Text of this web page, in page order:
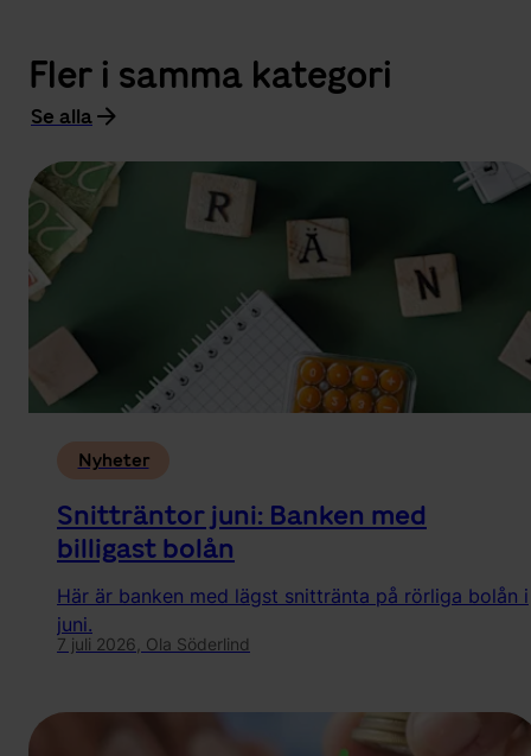
Fler i samma kategori
Se alla
Nyheter
Snitträntor juni: Banken med
billigast bolån
Här är banken med lägst snittränta på rörliga bolån i
juni.
7 juli 2026, Ola Söderlind